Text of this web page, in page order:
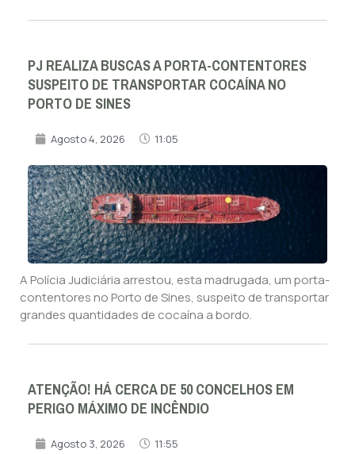
PJ REALIZA BUSCAS A PORTA-CONTENTORES
SUSPEITO DE TRANSPORTAR COCAÍNA NO
PORTO DE SINES
Agosto 4, 2026 11:05
A Polícia Judiciária arrestou, esta madrugada, um porta-
contentores no Porto de Sines, suspeito de transportar
grandes quantidades de cocaína a bordo.
ATENÇÃO! HÁ CERCA DE 50 CONCELHOS EM
PERIGO MÁXIMO DE INCÊNDIO
Agosto 3, 2026 11:55